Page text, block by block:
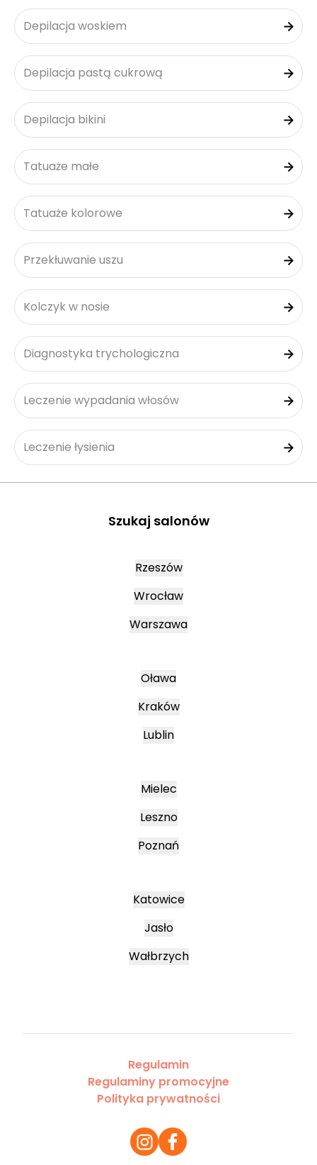
Depilacja woskiem
Depilacja pastą cukrową
Depilacja bikini
Tatuaże małe
Tatuaże kolorowe
Przekłuwanie uszu
Kolczyk w nosie
Diagnostyka trychologiczna
Leczenie wypadania włosów
Leczenie łysienia
Szukaj salonów
Rzeszów
Wrocław
Warszawa
Oława
Kraków
Lublin
Mielec
Leszno
Poznań
Katowice
Jasło
Wałbrzych
Regulamin
Regulaminy promocyjne
Polityka prywatności